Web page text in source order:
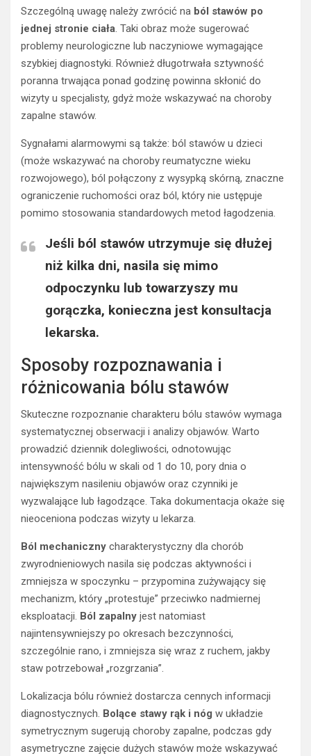
Szczególną uwagę należy zwrócić na ból stawów po
jednej stronie ciała. Taki obraz może sugerować
problemy neurologiczne lub naczyniowe wymagające
szybkiej diagnostyki. Również długotrwała sztywność
poranna trwająca ponad godzinę powinna skłonić do
wizyty u specjalisty, gdyż może wskazywać na choroby
zapalne stawów.
Sygnałami alarmowymi są także: ból stawów u dzieci
(może wskazywać na choroby reumatyczne wieku
rozwojowego), ból połączony z wysypką skórną, znaczne
ograniczenie ruchomości oraz ból, który nie ustępuje
pomimo stosowania standardowych metod łagodzenia.
Jeśli ból stawów utrzymuje się dłużej
niż kilka dni, nasila się mimo
odpoczynku lub towarzyszy mu
gorączka, konieczna jest konsultacja
lekarska.
Sposoby rozpoznawania i
różnicowania bólu stawów
Skuteczne rozpoznanie charakteru bólu stawów wymaga
systematycznej obserwacji i analizy objawów. Warto
prowadzić dziennik dolegliwości, odnotowując
intensywność bólu w skali od 1 do 10, pory dnia o
największym nasileniu objawów oraz czynniki je
wyzwalające lub łagodzące. Taka dokumentacja okaże się
nieoceniona podczas wizyty u lekarza.
Ból mechaniczny charakterystyczny dla chorób
zwyrodnieniowych nasila się podczas aktywności i
zmniejsza w spoczynku – przypomina zużywający się
mechanizm, który „protestuje” przeciwko nadmiernej
eksploatacji. Ból zapalny jest natomiast
najintensywniejszy po okresach bezczynności,
szczególnie rano, i zmniejsza się wraz z ruchem, jakby
staw potrzebował „rozgrzania”.
Lokalizacja bólu również dostarcza cennych informacji
diagnostycznych. Bolące stawy rąk i nóg w układzie
symetrycznym sugerują choroby zapalne, podczas gdy
asymetryczne zajęcie dużych stawów może wskazywać